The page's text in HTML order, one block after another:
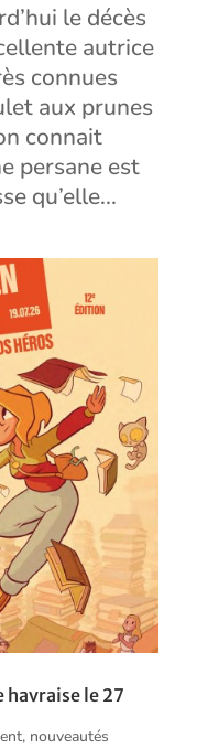
le décès
autrice
connues
aux prunes
connait
persane est
qu’elle...
havraise le 27
, nouveautés